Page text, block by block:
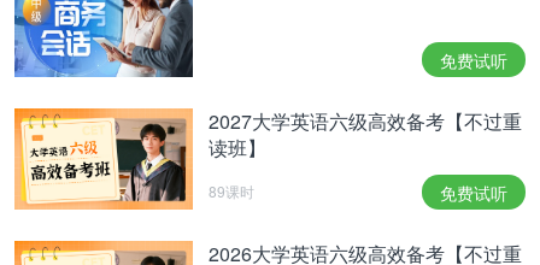
免费试听
2027大学英语六级高效备考【不过重
读班】
89课时 免费试听
2026大学英语六级高效备考【不过重